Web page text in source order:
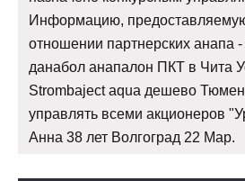
Информацию,
отношении партнерских анапа
данабол анапалон ПКТ в Чита
Strombaject aqua дешево
управлять всеми акционеров
Анна 38 лет Волгоград 22 Мар.